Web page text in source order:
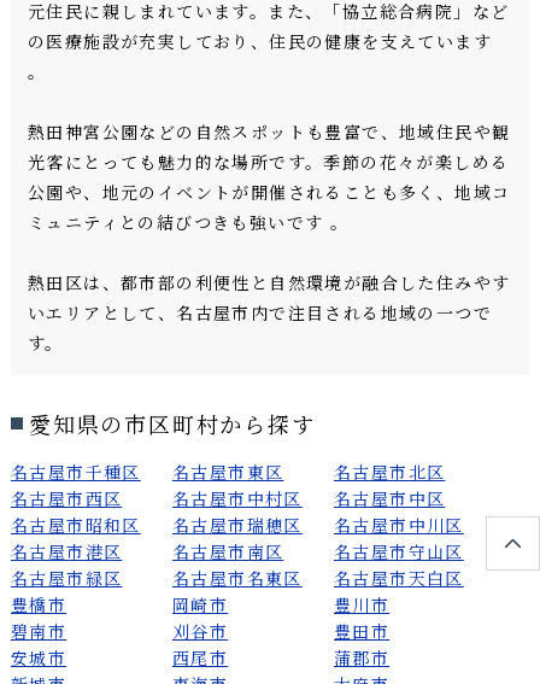
元住民に親しまれています。また、「協立総合病院」など
の医療施設が充実しており、住民の健康を支えています
。
熱田神宮公園などの自然スポットも豊富で、地域住民や観
光客にとっても魅力的な場所です。季節の花々が楽しめる
公園や、地元のイベントが開催されることも多く、地域コ
ミュニティとの結びつきも強いです 。
熱田区は、都市部の利便性と自然環境が融合した住みやす
いエリアとして、名古屋市内で注目される地域の一つで
す。
愛知県の市区町村から探す
名古屋市千種区 名古屋市東区
名古屋市北区
名古屋市西区
名古屋市中村区
名古屋市中区
名古屋市昭和区
名古屋市瑞穂区
名古屋市中川区
名古屋市港区
名古屋市南区
名古屋市守山区
名古屋市緑区
名古屋市名東区
名古屋市天白区
豊橋市
岡崎市
豊川市
碧南市
刈谷市
豊田市
安城市
西尾市
蒲郡市